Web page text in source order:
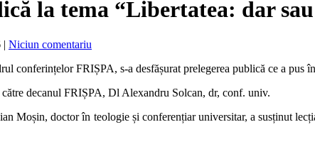
la tema “Libertatea: dar
| Niciun comentariu
conferințelor FRIȘPA, s-a desfășurat prelegerea publică ce a pus
decanul FRIȘPA, Dl Alexandru Solcan, dr, conf. univ.
Moșin, doctor în teologie și conferențiar universitar, a susținut